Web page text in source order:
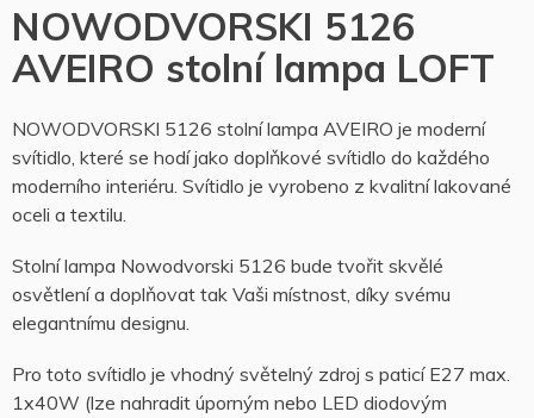
NOWODVORSKI 5126
AVEIRO stolní lampa LOFT
NOWODVORSKI 5126 stolní lampa AVEIRO je moderní
svítidlo, které se hodí jako doplňkové svítidlo do každého
moderního interiéru. Svítidlo je vyrobeno z kvalitní lakované
oceli a textilu.
Stolní lampa Nowodvorski 5126 bude tvořit skvělé
osvětlení a doplňovat tak Vaši místnost, díky svému
elegantnímu designu.
Pro toto svítidlo je vhodný světelný zdroj s paticí E27 max.
1x40W (lze nahradit úporným nebo LED diodovým